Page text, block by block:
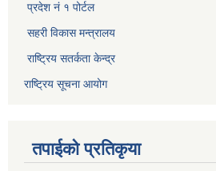
प्रदेश नं १ पोर्टल
सहरी विकास मन्त्रालय
राष्ट्रिय सतर्कता केन्द्र
राष्ट्रिय सूचना आयोग
तपाईको प्रतिकृया